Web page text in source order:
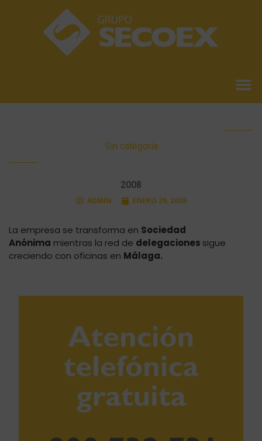
Sin categoría
2008
ADMIN ENERO 29, 2008
La empresa se transforma en Sociedad
Anónima mientras la red de delegaciones sigue
creciendo con oficinas en Málaga.